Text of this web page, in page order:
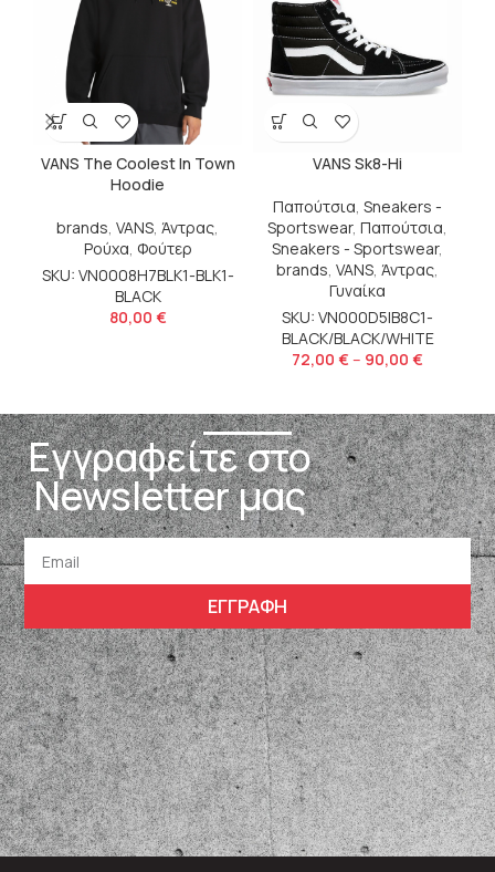
VANS The Coolest In Town
Hoodie
brands, VANS, Άντρας,
Ρούχα, Φούτερ
SKU: VN0008H7BLK1-BLK1-
BLACK
80,00 €
VANS Sk8-Hi
Παπούτσια, Sneakers -
Sportswear, Παπούτσια,
Sneakers - Sportswear,
brands, VANS, Άντρας,
Γυναίκα
SKU: VN000D5IB8C1-
BLACK/BLACK/WHITE
72,00 € – 90,00 €
Εγγραφείτε στο
Newsletter μας
ΕΓΓΡΑΦΗ